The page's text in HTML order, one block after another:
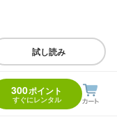
試し読み
300ポイント
すぐにレンタル